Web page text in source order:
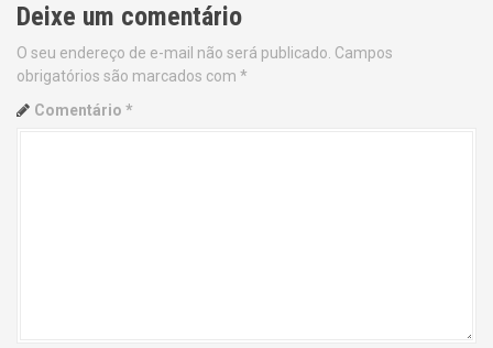
t
n
a
Deixe um comentário
O seu endereço de e-mail não será publicado. Campos
obrigatórios são marcados com *
Comentário *